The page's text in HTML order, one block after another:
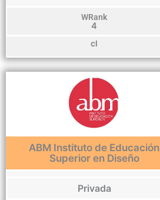
WRank
4
cl
ABM Instituto de Educación
Superior en Diseño
Privada